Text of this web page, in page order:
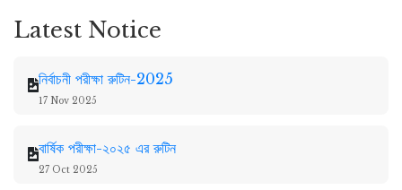
Latest Notice
নির্বাচনী পরীক্ষা রুটিন-2025
17 Nov 2025
বার্ষিক পরীক্ষা-২০২৫ এর রুটিন
27 Oct 2025